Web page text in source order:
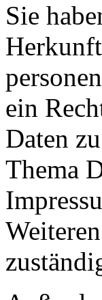
Sie
ein
Daten
Thema